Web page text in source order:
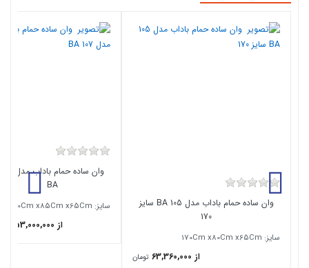
وان ساده حمام باداب مدل 105 BA سایز
170
سایز: 170Cm x80Cm x65Cm
از 63,360,000 تومان
BA
سایز: 170Cm x85Cm x65Cm
از 53,000,000